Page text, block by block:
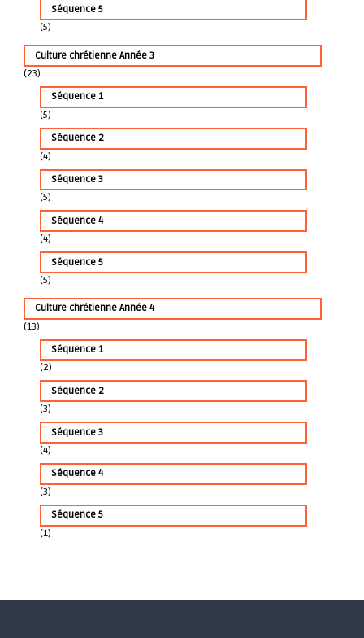
Séquence 5
(5)
Culture chrétienne Année 3
(23)
Séquence 1
(5)
Séquence 2
(4)
Séquence 3
(5)
Séquence 4
(4)
Séquence 5
(5)
Culture chrétienne Année 4
(13)
Séquence 1
(2)
Séquence 2
(3)
Séquence 3
(4)
Séquence 4
(3)
Séquence 5
(1)